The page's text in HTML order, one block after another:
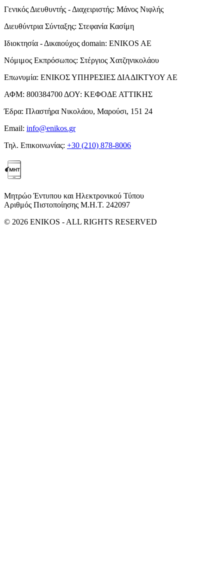
Γενικός Διευθυντής - Διαχειριστής: Μάνος Νιφλής
Διευθύντρια Σύνταξης: Στεφανία Κασίμη
Ιδιοκτησία - Δικαιούχος domain: ENIKOS AE
Νόμιμος Εκπρόσωπος: Στέργιος Χατζηνικολάου
Επωνυμία: ΕΝΙΚΟΣ ΥΠΗΡΕΣΙΕΣ ΔΙΑΔΙΚΤΥΟΥ ΑΕ
ΑΦΜ: 800384700 ΔΟΥ: ΚΕΦΟΔΕ ΑΤΤΙΚΗΣ
Έδρα: Πλαστήρα Νικολάου, Μαρούσι, 151 24
Email: info@enikos.gr
Τηλ. Επικοινωνίας: +30 (210) 878-8006
Μητρώο Έντυπου και Ηλεκτρονικού Τύπου
Αριθμός Πιστοποίησης Μ.Η.Τ. 242097
© 2026 ENIKOS - ALL RIGHTS RESERVED